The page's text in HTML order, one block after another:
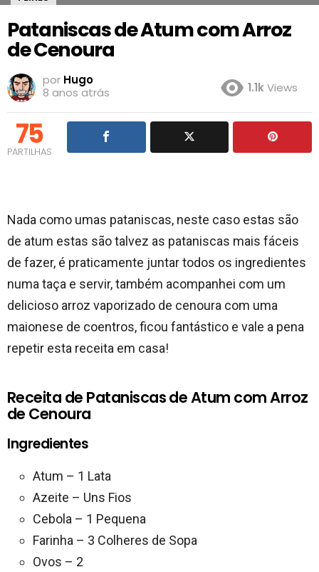
Pataniscas de Atum com Arroz
de Cenoura
por Hugo
8 anos atrás
1.1kViews
75
PARTILHAS
Nada como umas pataniscas, neste caso estas são
de atum estas são talvez as pataniscas mais fáceis
de fazer, é praticamente juntar todos os ingredientes
numa taça e servir, também acompanhei com um
delicioso arroz vaporizado de cenoura com uma
maionese de coentros, ficou fantástico e vale a pena
repetir esta receita em casa!
Receita de Pataniscas de Atum com Arroz
de Cenoura
Ingredientes
Atum – 1 Lata
Azeite – Uns Fios
Cebola – 1 Pequena
Farinha – 3 Colheres de Sopa
Ovos – 2